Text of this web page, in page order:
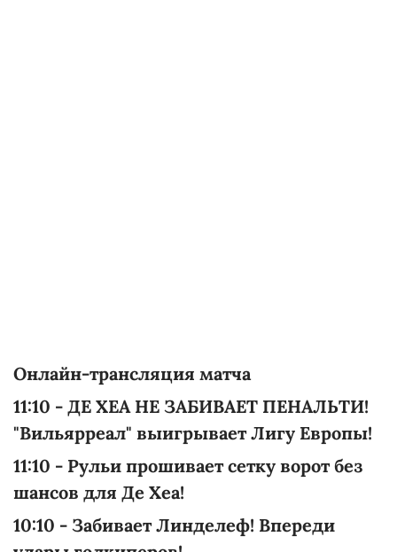
Онлайн-трансляция матча
11:10 - ДЕ ХЕА НЕ ЗАБИВАЕТ ПЕНАЛЬТИ!
"Вильярреал" выигрывает Лигу Европы!
11:10 - Рульи прошивает сетку ворот без
шансов для Де Хеа!
10:10 - Забивает Линделеф! Впереди